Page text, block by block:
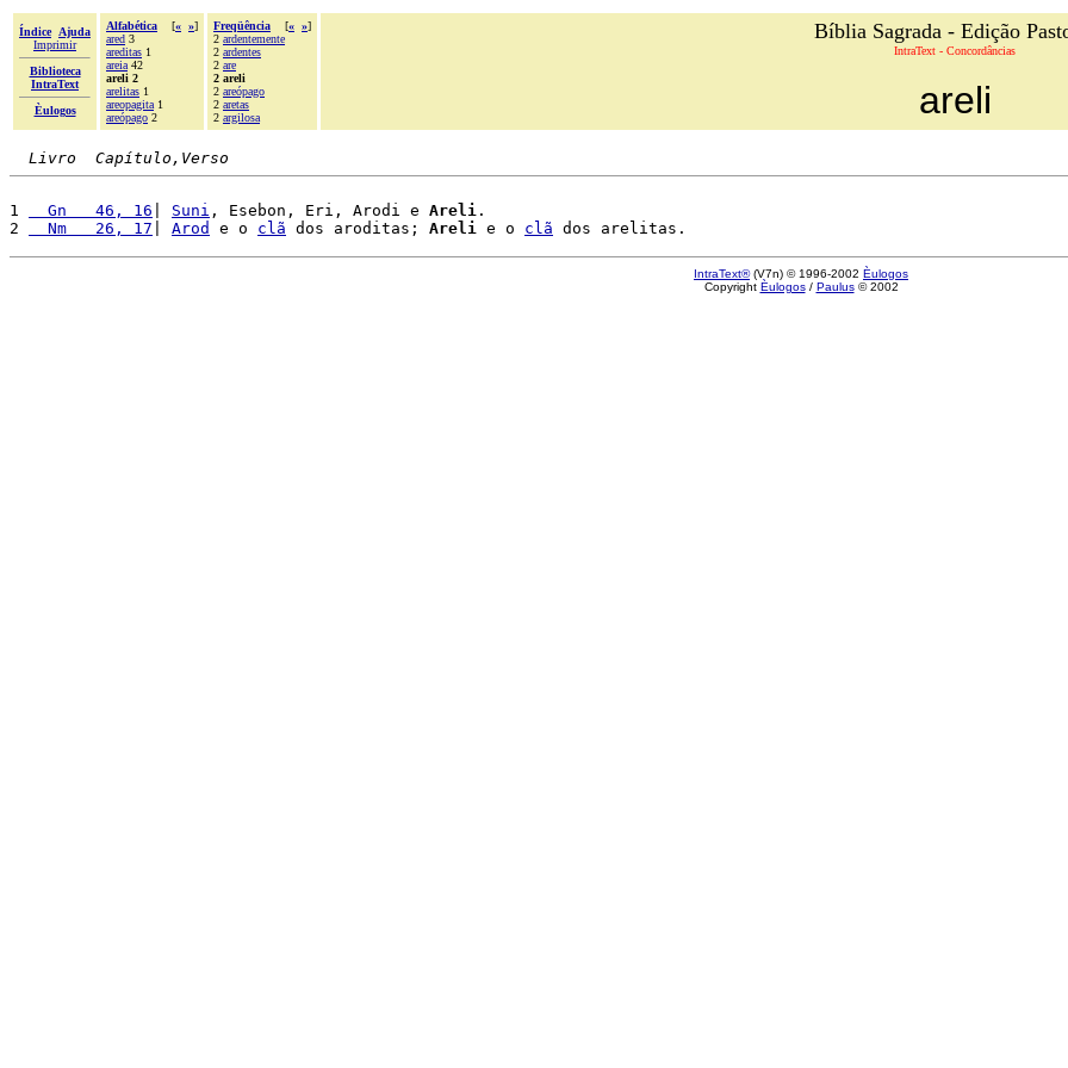
Índice
Ajuda
Imprimir
Biblioteca
IntraText
Èulogos
Alfabética [« »]
ared 3
areditas 1
areia 42
areli 2
arelitas 1
areopagita 1
areópago 2
Freqüência [« »]
2 ardentemente
2 ardentes
2 are
2 areli
2 areópago
2 aretas
2 argilosa
Bíblia Sagrada - Edição
IntraText - Concordâncias
areli
Livro  Capítulo,Verso
1
  Gn   46, 16
Suni , Esebon, Eri, Arodi e Areli .
2
  Nm   26, 17
Arod e o clã dos aroditas; Areli e o clã
IntraText®(V7n) © 1996-2002 Èulogos
Copyright Èulogos/ Paulus© 2002